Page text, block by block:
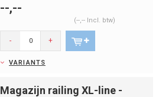
--,--
(--,-- Incl. btw)
- +
VARIANTS
Magazijn railing XL-line -